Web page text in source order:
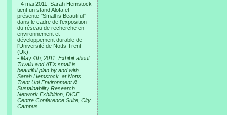
- 4 mai 2011: Sarah Hemstock
tient un stand Alofa et
présente "Small is Beautiful"
dans le cadre de l'exposition
du réseau de recherche en
environnement et
développement durable de
l'Université de Notts Trent
(Uk).
- May 4th, 2011: Exhibit about
Tuvalu and AT’s small is
beautiful plan by and with
Sarah Hemstock. at Notts
Trent Uni Environment &
Sustainability Research
Network Exhibition, DICE
Centre Conference Suite, City
Campus.